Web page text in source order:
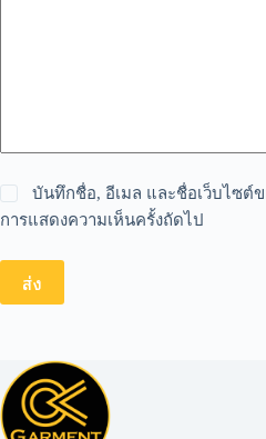
บันทึกชื่อ, อีเมล และชื่อเว็บไซต์
การแสดงความเห็นครั้งถัดไป
ส่ง